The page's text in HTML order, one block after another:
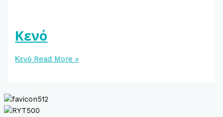
Κενό
Κενό Read More »